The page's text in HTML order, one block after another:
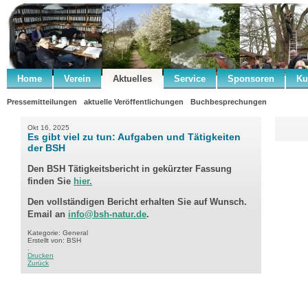
Home Verein Aktuelles Service Sponsoren
Pressemitteilungen aktuelle Veröffentlichungen Buchbesprechungen
Okt 16, 2025
Es gibt viel zu tun: Aufgaben und Tätigkeiten
der BSH
Den BSH Tätigkeitsbericht in gekürzter Fassung
finden Sie hier.
Den vollständigen Bericht erhalten Sie auf Wunsch.
Email an info@bsh-natur.de.
Kategorie: General
Erstellt von: BSH
Drucken
Zurück